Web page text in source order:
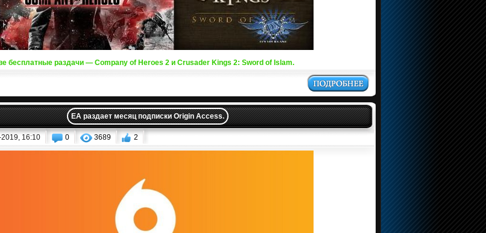
бесплатные раздачи — Company of Heroes 2 и Crusader Kings 2: Sword of Islam.
EA раздает месяц подписки Origin Access.
16:10 0 3689 2